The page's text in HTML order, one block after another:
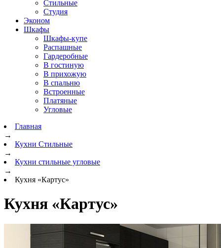
Стильные
Студия
Эконом
Шкафы
Шкафы-купе
Распашные
Гардеробные
В гостиную
В прихожую
В спальню
Встроенные
Платяные
Угловые
Главная
→
Кухни Стильные
→
Кухни стильные угловые
→
Кухня «Картус»
Кухня «Картус»